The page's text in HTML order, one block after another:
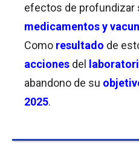
efectos de profundizar
medicamentos y
Como resultado de
acciones del
abandono de su
2025.